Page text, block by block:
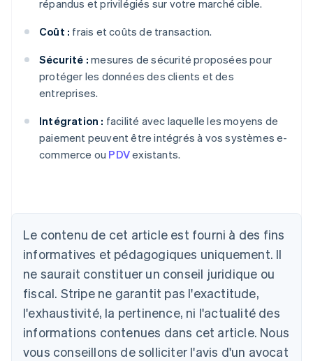
répandus et privilégiés sur votre marché cible.
Coût : frais et coûts de transaction.
Sécurité : mesures de sécurité proposées pour
protéger les données des clients et des
entreprises.
Intégration : facilité avec laquelle les moyens de
paiement peuvent être intégrés à vos systèmes e-
commerce ou PDVexistants.
Le contenu de cet article est fourni à des fins
informatives et pédagogiques uniquement. Il
ne saurait constituer un conseil juridique ou
fiscal. Stripe ne garantit pas l'exactitude,
l'exhaustivité, la pertinence, ni l'actualité des
informations contenues dans cet article. Nous
vous conseillons de solliciter l'avis d'un avocat
DeutschEnglish
Australie
English
Autriche
DeutschEnglish
NederlandsFrançaisDeutschEnglish
Brésil
Português
Bulgarie
English